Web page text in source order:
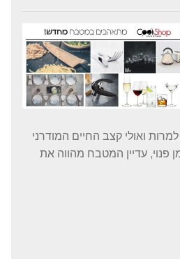
ואולי קצב החיים המודרני
פנוי, עדיין המטבח מהווה את